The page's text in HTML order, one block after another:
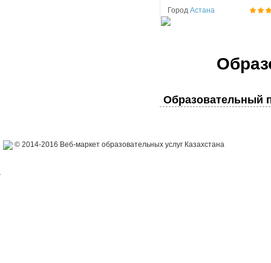
Город Астана
Образовательный
© 2014-2016 Веб-маркет образовательных услуг Казахстана